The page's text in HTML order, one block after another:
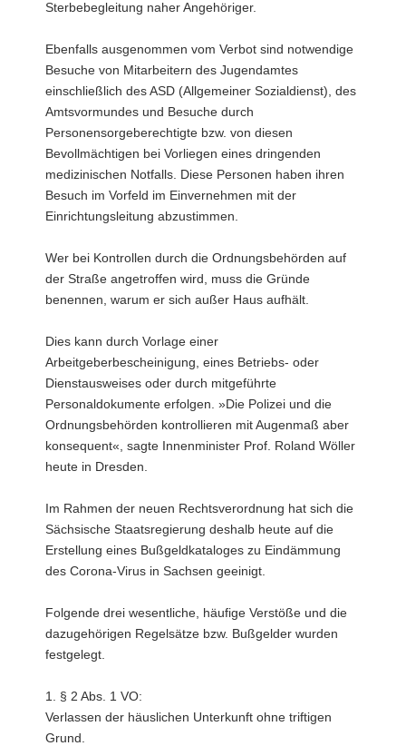
Sterbebegleitung naher Angehöriger.
Ebenfalls ausgenommen vom Verbot sind notwendige
Besuche von Mitarbeitern des Jugendamtes
einschließlich des ASD (Allgemeiner Sozialdienst), des
Amtsvormundes und Besuche durch
Personensorgeberechtigte bzw. von diesen
Bevollmächtigen bei Vorliegen eines dringenden
medizinischen Notfalls. Diese Personen haben ihren
Besuch im Vorfeld im Einvernehmen mit der
Einrichtungsleitung abzustimmen.
Wer bei Kontrollen durch die Ordnungsbehörden auf
der Straße angetroffen wird, muss die Gründe
benennen, warum er sich außer Haus aufhält.
Dies kann durch Vorlage einer
Arbeitgeberbescheinigung, eines Betriebs- oder
Dienstausweises oder durch mitgeführte
Personaldokumente erfolgen. »Die Polizei und die
Ordnungsbehörden kontrollieren mit Augenmaß aber
konsequent«, sagte Innenminister Prof. Roland Wöller
heute in Dresden.
Im Rahmen der neuen Rechtsverordnung hat sich die
Sächsische Staatsregierung deshalb heute auf die
Erstellung eines Bußgeldkataloges zu Eindämmung
des Corona-Virus in Sachsen geeinigt.
Folgende drei wesentliche, häufige Verstöße und die
dazugehörigen Regelsätze bzw. Bußgelder wurden
festgelegt.
1. § 2 Abs. 1 VO:
Verlassen der häuslichen Unterkunft ohne triftigen
Grund.